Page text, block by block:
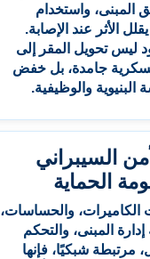
المبنى، واستخدام
الأثر عند الإصابة.
ليس تحويل المقر إلى
جامدة، بل خفض
البنيوية والوظيفية.
السيبراني
الحماية
الكاميرات، والحساسات،
المبنى، والتحكم
مرتبطة شبكيًا، فإنها